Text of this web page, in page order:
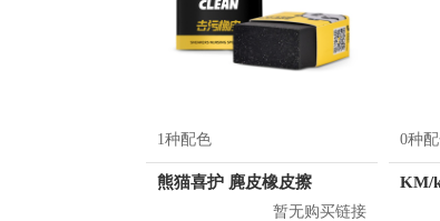
1种配色
熊猫喜护 麂皮橡皮擦
暂无购买链接
0种